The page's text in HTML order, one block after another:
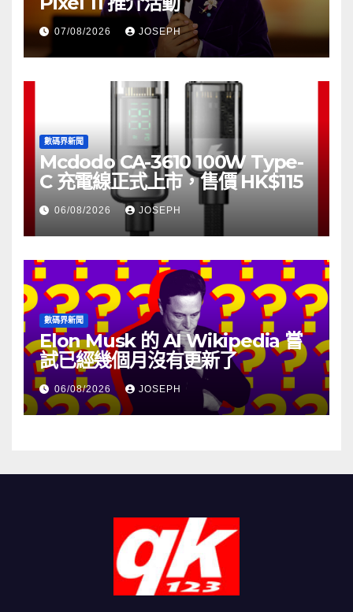
07/08/2026 JOSEPH
數碼界新聞
Mcdodo CA-3610 100W Type-
C 充電線正式上市，售價 HK$115
06/08/2026 JOSEPH
數碼界新聞
Elon Musk 的 AI Wikipedia 嘗
試已經幾個月沒有更新了
06/08/2026 JOSEPH